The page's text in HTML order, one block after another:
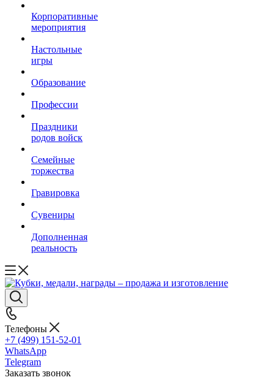
Корпоративные
мероприятия
Настольные
игры
Образование
Профессии
Праздники
родов войск
Семейные
торжества
Гравировка
Сувениры
Дополненная
реальность
Телефоны
+7 (499) 151-52-01
WhatsApp
Telegram
Заказать звонок